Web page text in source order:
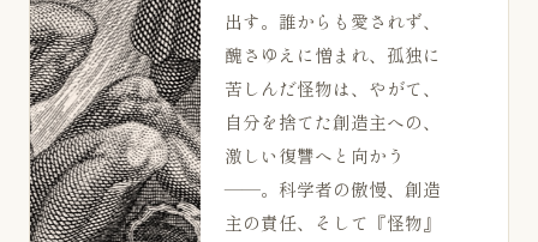
出す。誰からも愛されず、
醜さゆえに憎まれ、孤独に
苦しんだ怪物は、やがて、
自分を捨てた創造主への、
激しい復讐へと向かう
——。科学者の傲慢、創造
主の責任、そして『怪物』